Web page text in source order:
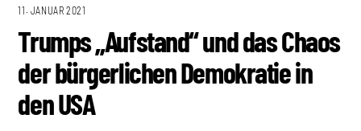
11. JANUAR 2021
Trumps „Aufstand“ und das Chaos
der bürgerlichen Demokratie in
den USA